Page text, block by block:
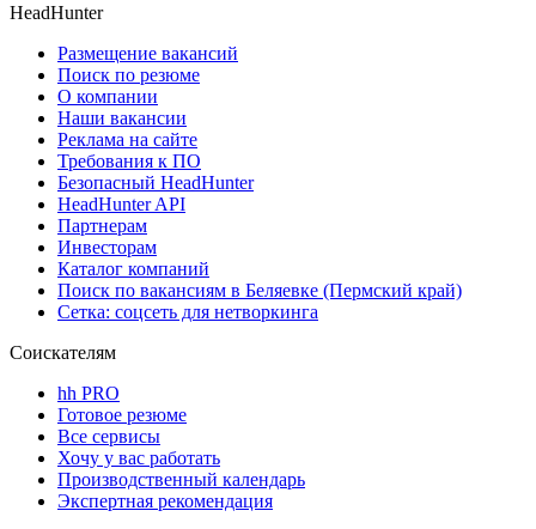
HeadHunter
Размещение вакансий
Поиск по резюме
О компании
Наши вакансии
Реклама на сайте
Требования к ПО
Безопасный HeadHunter
HeadHunter API
Партнерам
Инвесторам
Каталог компаний
Поиск по вакансиям в Беляевке (Пермский край)
Сетка: соцсеть для нетворкинга
Соискателям
hh PRO
Готовое резюме
Все сервисы
Хочу у вас работать
Производственный календарь
Экспертная рекомендация